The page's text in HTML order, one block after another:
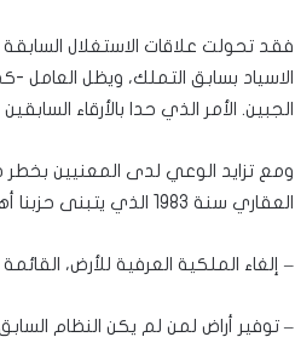
فقد تحولت علاقات الاستغلال
الاسياد بسابق التملك، ويظل العامل
الجبين. الأمر الذي حدا بالأرقاء
ومع تزايد الوعي لدى المعنيين بخطر
العقاري سنة 1983 الذي يتبنى حزبنا أهدافه، التي تسعى إلى:
– إلغاء الملكية العرفية للأرض،
– توفير أراض لمن لم يكن النظام